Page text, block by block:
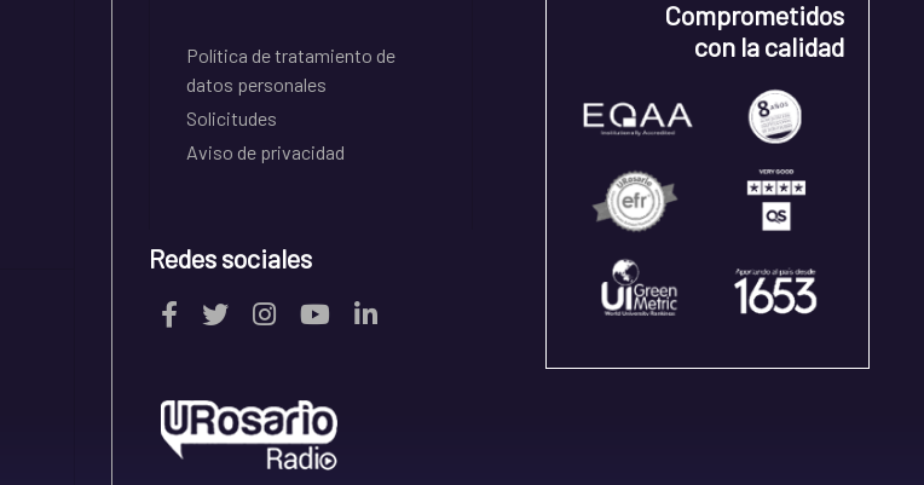
Política de tratamiento de
datos personales
Solicitudes
Aviso de privacidad
Redes sociales
Comprometidos
con la calidad